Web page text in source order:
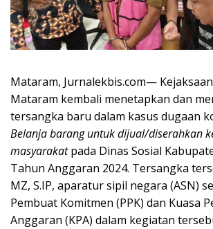
Mataram, Jurnalekbis.com—
Mataram kembali menetapkan dan
tersangka baru dalam kasus dugaan
Belanja barang untuk dijual/diserahkan
masyarakatpada Dinas Sosial
Tahun Anggaran 2024. Tersangka
MZ, S.IP, aparatur sipil negara (ASN)
Pembuat Komitmen (PPK) dan Kuasa
Anggaran (KPA) dalam kegiatan